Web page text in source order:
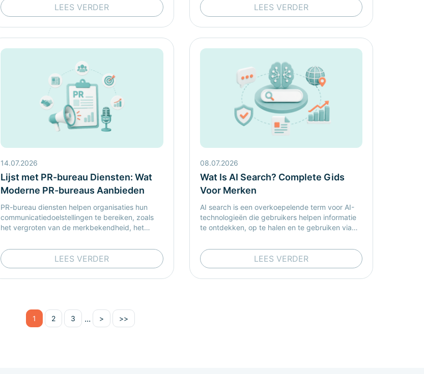
LEES VERDER LEES VERDER
14.07.2026
Lijst met PR-bureau Diensten: Wat
Moderne PR-bureaus Aanbieden
PR-bureau diensten helpen organisaties hun
communicatiedoelstellingen te bereiken, zoals
het vergroten van de merkbekendheid, het
van de reputatie en het ondersteunen van
duurzame bedrijfsgroei.LEES VERDER
08.07.2026
Wat Is AI Search? Complete Gids
Voor Merken
AI search is een overkoepelende term voor AI-
technologieën die gebruikers helpen informatie
te ontdekken, op te halen en te gebruiken via
traditionele lijsten met zoekresultaten.
LEES VERDER
1 2 3 ... > >>